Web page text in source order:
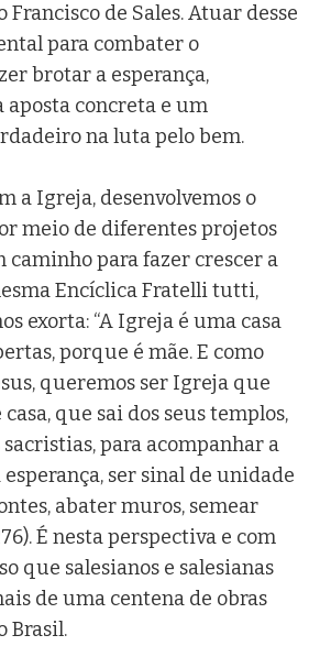
Francisco de Sales. Atuar desse
para combater o
brotar a esperança,
aposta concreta e um
na luta pelo bem.
a Igreja, desenvolvemos o
meio de diferentes projetos
caminho para fazer crescer a
Encíclica Fratelli tutti,
exorta: “A Igreja é uma casa
porque é mãe. E como
queremos ser Igreja que
que sai dos seus templos,
sacristias, para acompanhar a
ser sinal de unidade
abater muros, semear
É nesta perspectiva e com
que salesianos e salesianas
de uma centena de obras
Brasil.